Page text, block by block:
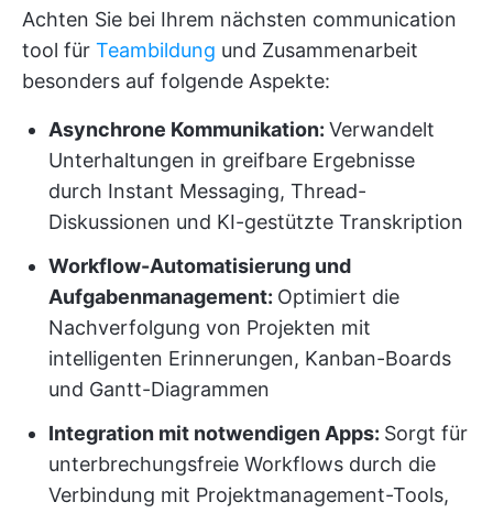
Achten Sie bei Ihrem nächsten communication
tool für Teambildung und Zusammenarbeit
besonders auf folgende Aspekte:
Asynchrone Kommunikation: Verwandelt
Unterhaltungen in greifbare Ergebnisse
durch Instant Messaging, Thread-
Diskussionen und KI-gestützte Transkription
Workflow-Automatisierung und
Aufgabenmanagement: Optimiert die
Nachverfolgung von Projekten mit
intelligenten Erinnerungen, Kanban-Boards
und Gantt-Diagrammen
Integration mit notwendigen Apps: Sorgt für
unterbrechungsfreie Workflows durch die
Verbindung mit Projektmanagement-Tools,